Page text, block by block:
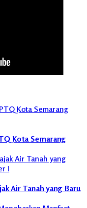
Kota Semarang
Air Tanah yang Baru